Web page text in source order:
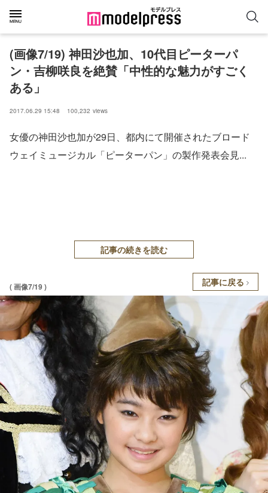
(画像7/19) 神田沙也加、10代目ピーターパ
ン・吉柳咲良を絶賛「中性的な魅力がすごく
ある」
2017.06.29 15:48 100,232 views
女優の神田沙也加が29日、都内にて開催されたブロード
ウェイミュージカル「ピーターパン」の製作発表会見...
記事の続きを読む
( 画像7/19 ) 記事に戻る